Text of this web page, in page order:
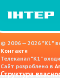
© 2006 — 2026 "K1"
Контакти
Телеканал "К1"
Сайт розроблено в
Структура